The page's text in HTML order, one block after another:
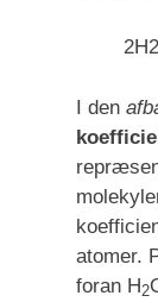
2H2
I den
atomer.
foran H2